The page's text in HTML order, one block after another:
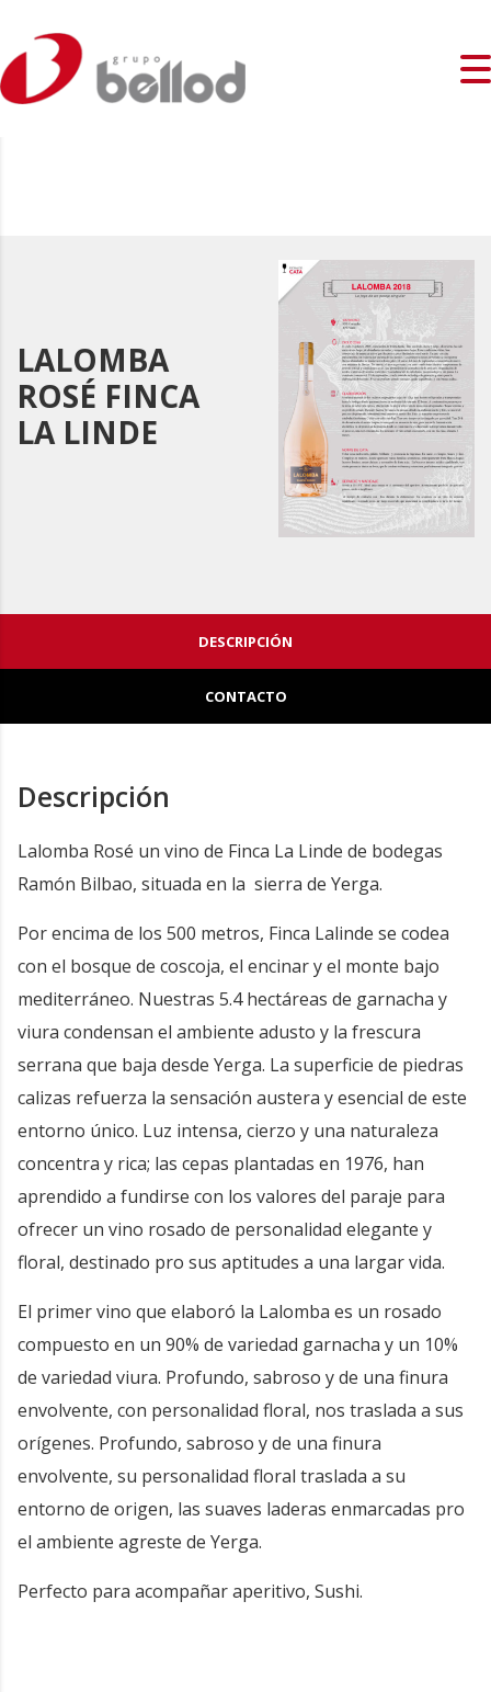
LALOMBA
ROSÉ FINCA
LA LINDE
DESCRIPCIÓN
CONTACTO
Descripción
Lalomba Rosé un vino de Finca La Linde de bodegas
Ramón Bilbao, situada en la sierra de Yerga.
Por encima de los 500 metros, Finca Lalinde se codea
con el bosque de coscoja, el encinar y el monte bajo
mediterráneo. Nuestras 5.4 hectáreas de garnacha y
viura condensan el ambiente adusto y la frescura
serrana que baja desde Yerga. La superficie de piedras
calizas refuerza la sensación austera y esencial de este
entorno único. Luz intensa, cierzo y una naturaleza
concentra y rica; las cepas plantadas en 1976, han
aprendido a fundirse con los valores del paraje para
ofrecer un vino rosado de personalidad elegante y
floral, destinado pro sus aptitudes a una largar vida.
El primer vino que elaboró la Lalomba es un rosado
compuesto en un 90% de variedad garnacha y un 10%
de variedad viura. Profundo, sabroso y de una finura
envolvente, con personalidad floral, nos traslada a sus
orígenes. Profundo, sabroso y de una finura
envolvente, su personalidad floral traslada a su
entorno de origen, las suaves laderas enmarcadas pro
el ambiente agreste de Yerga.
Perfecto para acompañar aperitivo, Sushi.